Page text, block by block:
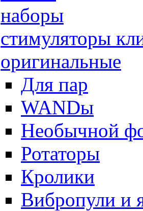
наборы
стимуляторы
оригинальные
Для пар
WANDы
Необычной
Ротаторы
Кролики
Вибропули и